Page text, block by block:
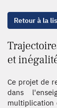
Retour à la
et
Ce projet de
dans
multiplication